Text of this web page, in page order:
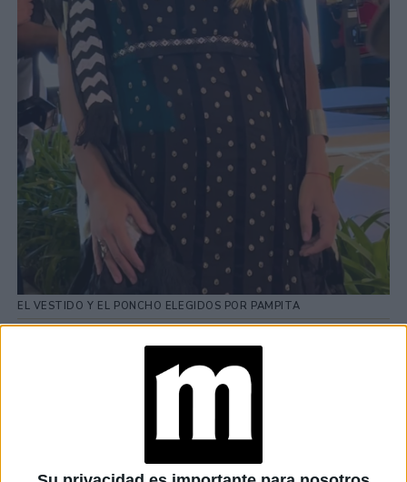
EL VESTIDO Y EL PONCHO ELEGIDOS POR PAMPITA
Lo acompañó con un poncho de la misma firma en
terciopelo con técnica de teñido artesanal estilo tie dye
en blanco y el detalle de una guarda bordada en el frente
TAMBIÉN TE PUEDE INTERESAR